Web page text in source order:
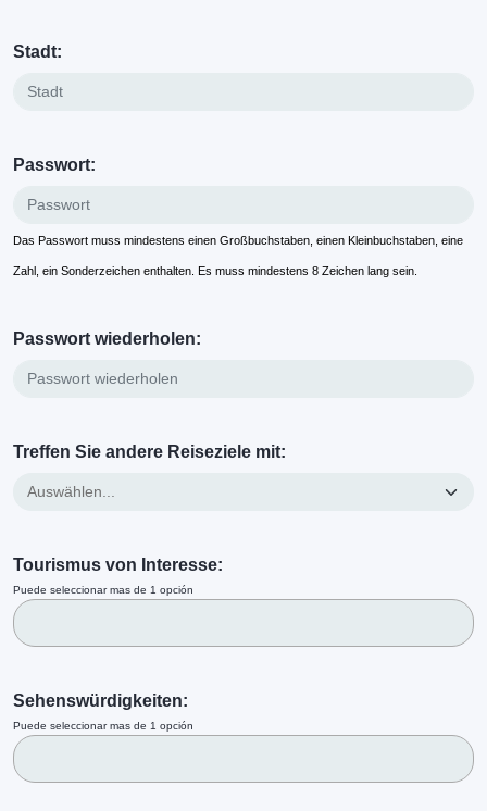
Stadt:
Passwort:
Das Passwort muss mindestens einen Großbuchstaben, einen Kleinbuchstaben, eine
Zahl, ein Sonderzeichen enthalten. Es muss mindestens 8 Zeichen lang sein.
Passwort wiederholen:
Treffen Sie andere Reiseziele mit:
Tourismus von Interesse:
Puede seleccionar mas de 1 opción
Sehenswürdigkeiten:
Puede seleccionar mas de 1 opción